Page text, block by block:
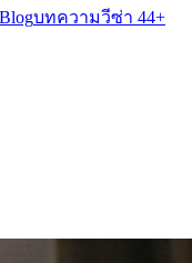
Blogบทความวีซ่า 44+